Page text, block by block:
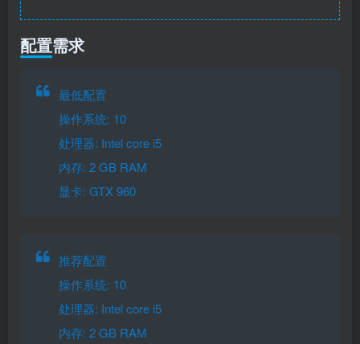
配置需求
最低配置
操作系统: 10
处理器: Intel core i5
内存: 2 GB RAM
显卡: GTX 960
推荐配置
操作系统: 10
处理器: Intel core i5
内存: 2 GB RAM